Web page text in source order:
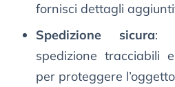
fornisci dettagli
Spedizione sicura:
spedizione tracciabili
per proteggere